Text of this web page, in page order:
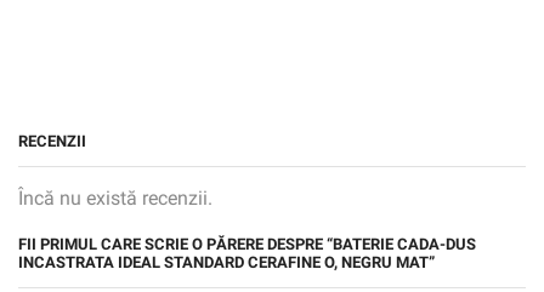
RECENZII
Încă nu există recenzii.
FII PRIMUL CARE SCRIE O PĂRERE DESPRE “BATERIE CADA-DUS
INCASTRATA IDEAL STANDARD CERAFINE O, NEGRU MAT”